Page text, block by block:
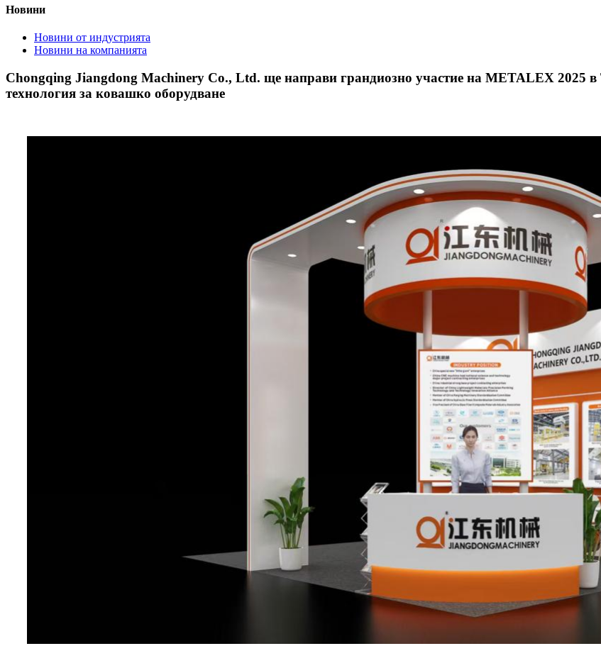
Новини
Новини от индустрията
Новини на компанията
Chongqing Jiangdong Machinery Co., Ltd. ще направи грандиозно участие на METALEX 2025 в
технология за ковашко оборудване